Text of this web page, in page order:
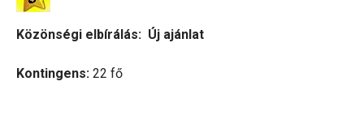
Közönségi elbírálás: Új ajánlat
Kontingens: 22 fő